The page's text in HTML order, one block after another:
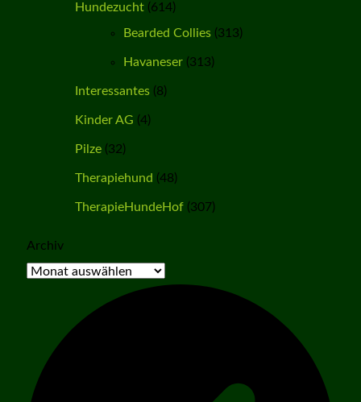
Hundezucht(614)
Bearded Collies(313)
Havaneser(313)
Interessantes(8)
Kinder AG (4)
Pilze(32)
Therapiehund (48)
TherapieHundeHof(307)
Archiv